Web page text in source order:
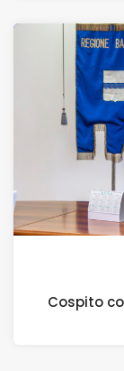
Cospito